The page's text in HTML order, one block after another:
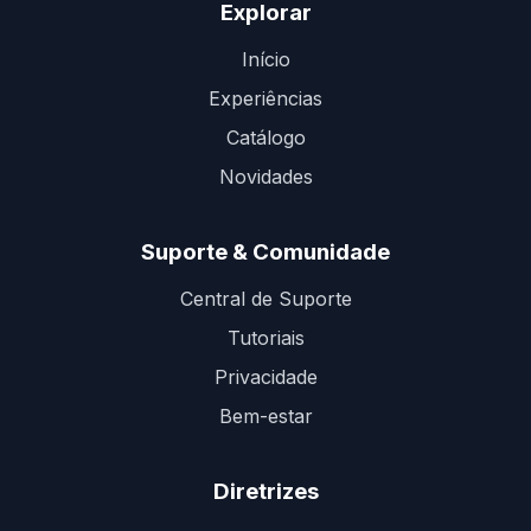
Explorar
Início
Experiências
Catálogo
Novidades
Suporte & Comunidade
Central de Suporte
Tutoriais
Privacidade
Bem-estar
Diretrizes